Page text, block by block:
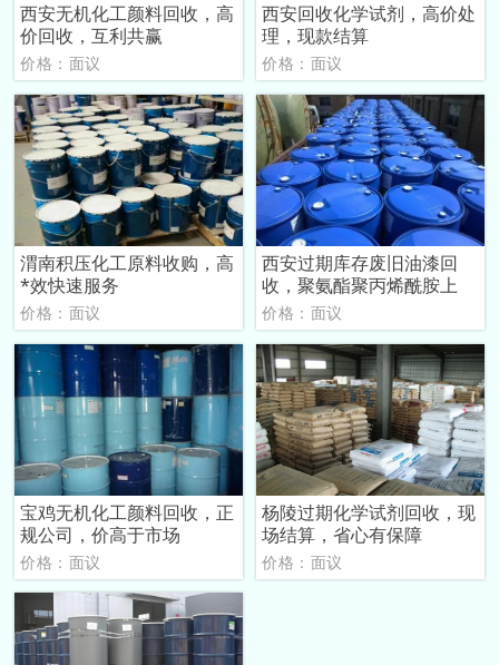
西安无机化工颜料回收，高
价回收，互利共赢
价格：面议
西安回收化学试剂，高价处
理，现款结算
价格：面议
渭南积压化工原料收购，高
*效快速服务
价格：面议
西安过期库存废旧油漆回
收，聚氨酯聚丙烯酰胺上
价格：面议
宝鸡无机化工颜料回收，正
规公司，价高于市场
价格：面议
杨陵过期化学试剂回收，现
场结算，省心有保障
价格：面议